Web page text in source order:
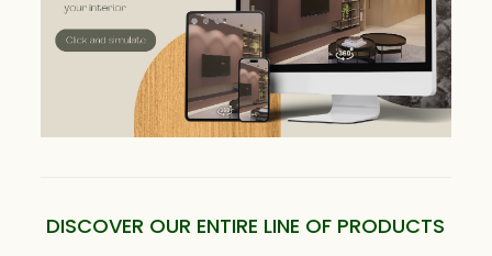
DISCOVER OUR ENTIRE LINE OF PRODUCTS